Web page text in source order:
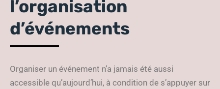
l’organisation
d’événements
Organiser un événement n’a jamais été aussi
accessible qu’aujourd’hui, à condition de s’appuyer sur